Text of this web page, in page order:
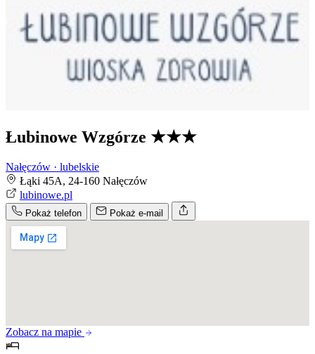
Łubinowe Wzgórze ★★★
Nałęczów · lubelskie
Łąki 45A, 24-160 Nałęczów
lubinowe.pl
Pokaż telefon Pokaż e-mail
Zobacz na mapie